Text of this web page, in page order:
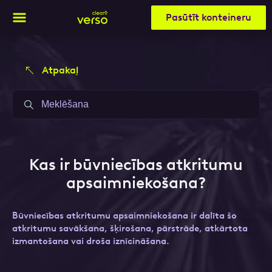
Pasūtīt konteineru
Atpakaļ
Kas ir būvniecības atkritumu
apsaimniekošana?
Būvniecības atkritumu apsaimniekošana ir dalīta šo
atkritumu savākšana, šķirošana, pārstrāde, atkārtota
izmantošana vai droša iznīcināšana.
Aizpildi pieteikuma formu un mēs ar tevi
sazināsimies
Aizpildi pieteikuma formu un mēs ar tevi
sazināsimies